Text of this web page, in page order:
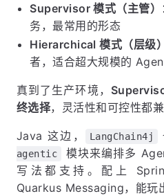
Supervisor 模式（主管）
务，最常用的形态
Hierarchical 模式（层级）
者，适合超大规模的
真到了生产环境，
终选择，灵活性和可控性都兼
Java 这边， LangChain4j
agentic
模块来编排多
写法都支持。配上
Quarkus Messaging，能玩